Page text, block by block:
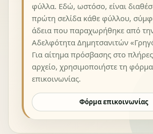
φύλλα. Εδώ, ωστόσο, είναι
πρώτη σελίδα κάθε φύλλου,
άδεια που παραχωρήθηκε από
Αδελφότητα Δημητσανιτών
Για αίτημα πρόσβασης στο
αρχείο, χρησιμοποιήστε τη φόρμα
επικοινωνίας.
Φόρμα επικοινωνίας